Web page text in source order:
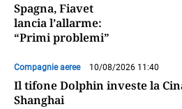
Spagna, Fiavet
lancia l’allarme:
“Primi problemi”
Compagnie aeree 10/08/2026 11:40
Il tifone Dolphin investe la
Shanghai